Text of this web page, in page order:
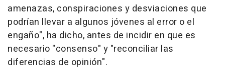
amenazas, conspiraciones y desviaciones que
podrían llevar a algunos jóvenes al error o el
engaño", ha dicho, antes de incidir en que es
necesario "consenso" y "reconciliar las
diferencias de opinión".